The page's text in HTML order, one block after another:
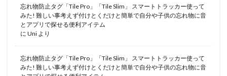
忘れ物防止タグ「Tile Pro」「Tile Slim」 スマートトラッカー使って
みた! 難しい事考えず付けとくだけと簡単で自分や子供の忘れ物に音
とアプリで探せる便利アイテム
に Uni より
忘れ物防止タグ「Tile Pro」「Tile Slim」 スマートトラッカー使って
みた! 難しい事考えず付けとくだけと簡単で自分や子供の忘れ物に音